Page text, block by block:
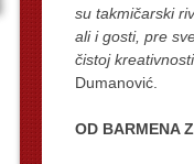
su takmičarski
ali i gosti, pre
čistoj
Dumanović.
OD BARMENA